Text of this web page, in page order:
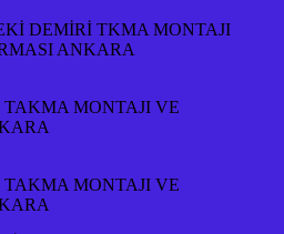
DEMİRİ TKMA MONTAJI
ANKARA
MONTAJI VE
MONTAJI VE